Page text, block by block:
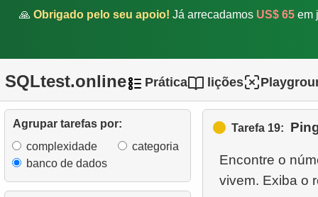
🙏 Obrigado pelo seu apoio! Já arrecadamos US$ 65 em
SQLtest.online Prática lições
Agrupar tarefas por:
complexidade
categoria
banco de dados
11.Pinguins de bico médio
13.Pinguins com baixo peso
14.Pesquisar por padrão
15.
Comprimento da nadadeira
corporal
Tarefa 19:
Encontre o
vivem. Exiba o